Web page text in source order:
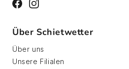
FacebookInstagram
Über Schietwetter
Über uns
Unsere Filialen